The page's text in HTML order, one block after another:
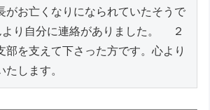
がお亡くなりになられていたそうで
り自分に連絡がありました。  ２
部を支えて下さった方です。心より
たします。